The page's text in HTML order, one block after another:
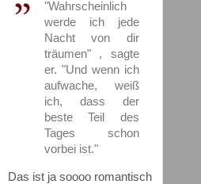
"Wahrscheinlich
werde ich jede
Nacht von dir
träumen" , sagte
er. "Und wenn ich
aufwache, weiß
ich, dass der
beste Teil des
Tages schon
vorbei ist."
Das ist ja soooo romantisch